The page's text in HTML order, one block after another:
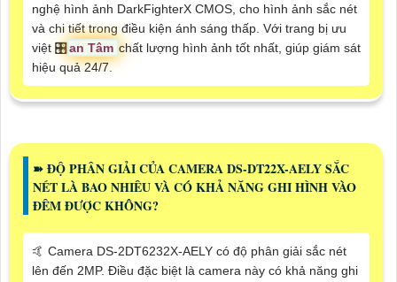
nghệ hình ảnh DarkFighterX CMOS, cho hình ảnh sắc nét
và chi tiết trong điều kiện ánh sáng thấp. Với trang bị ưu
việt 🎛an Tâm chất lượng hình ảnh tốt nhất, giúp giám sát
hiệu quả 24/7.
➽ ĐỘ PHÂN GIẢI CỦA CAMERA DS-DT22X-AELY SẮC
NÉT LÀ BAO NHIÊU VÀ CÓ KHẢ NĂNG GHI HÌNH VÀO
ĐÊM ĐƯỢC KHÔNG?
🤙 Camera DS-2DT6232X-AELY có độ phân giải sắc nét
lên đến 2MP. Điều đặc biệt là camera này có khả năng ghi